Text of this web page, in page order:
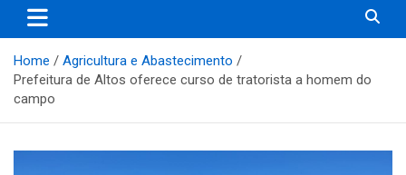
Home
Agricultura e Abastecimento
Prefeitura de Altos oferece curso de tratorista a homem do
campo